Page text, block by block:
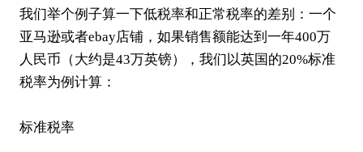
我们举个例子算一下低税率和正常税率的差别：一个
亚马逊或者ebay店铺，如果销售额能达到一年400万
人民币（大约是43万英镑），我们以英国的20%标准
税率为例计算：
标准税率